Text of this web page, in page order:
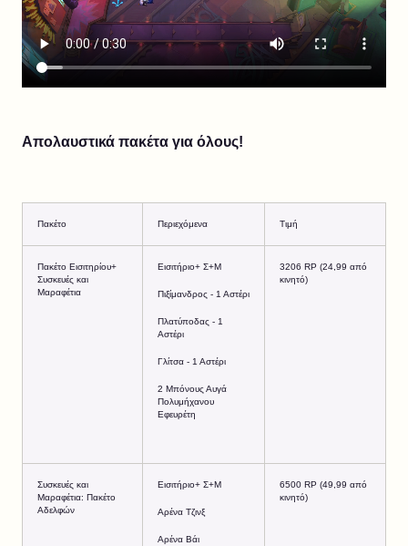
Απολαυστικά πακέτα για όλους!
Πακέτο Περιεχόμενα Τιμή
Πακέτο Εισιτηρίου+
Συσκευές και
Μαραφέτια
Εισιτήριο+ Σ+Μ
Πιξίμανδρος - 1 Αστέρι
Πλατύποδας - 1
Αστέρι
Γλίτσα - 1 Αστέρι
2 Μπόνους Αυγά
Πολυμήχανου
Εφευρέτη
3206 RP (24,99 από
κινητό)
Συσκευές και
Μαραφέτια: Πακέτο
Αδελφών
Εισιτήριο+ Σ+Μ
Αρένα Τζινξ
Αρένα Βάι
6500 RP (49,99 από
κινητό)